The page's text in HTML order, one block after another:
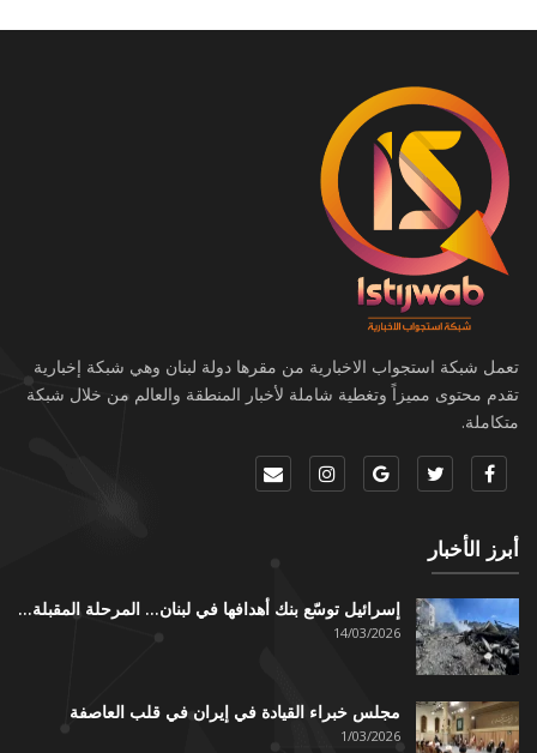
تعمل شبكة استجواب الاخبارية من مقرها دولة لبنان وهي شبكة إخبارية
تقدم محتوى مميزاً وتغطية شاملة لأخبار المنطقة والعالم من خلال شبكة
متكاملة.
أبرز الأخبار
إسرائيل توسّع بنك أهدافها في لبنان… المرحلة المقبلة…
14/03/2026
مجلس خبراء القيادة في إيران في قلب العاصفة
1/03/2026